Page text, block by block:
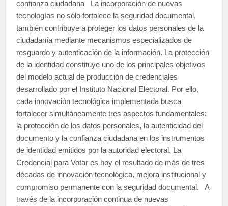
confianza ciudadana La incorporación de nuevas
tecnologías no sólo fortalece la seguridad documental,
también contribuye a proteger los datos personales de la
ciudadanía mediante mecanismos especializados de
resguardo y autenticación de la información. La protección
de la identidad constituye uno de los principales objetivos
del modelo actual de producción de credenciales
desarrollado por el Instituto Nacional Electoral. Por ello,
cada innovación tecnológica implementada busca
fortalecer simultáneamente tres aspectos fundamentales:
la protección de los datos personales, la autenticidad del
documento y la confianza ciudadana en los instrumentos
de identidad emitidos por la autoridad electoral. La
Credencial para Votar es hoy el resultado de más de tres
décadas de innovación tecnológica, mejora institucional y
compromiso permanente con la seguridad documental. A
través de la incorporación continua de nuevas